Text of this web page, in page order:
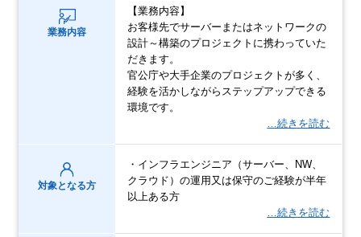
業務内容
【業務内容】
お客様先でサーバーまたはネットワークの
設計～構築のプロジェクトに携わっていた
だきます。
官公庁や大手企業のプロジェクトが多く、
経験を活かしながらステップアップできる
環境です。
…続きを読む
対象となる方
・インフラエンジニア（サーバー、NW、
クラウド）の運用又は保守のご経験が半年
以上ある方
…続きを読む